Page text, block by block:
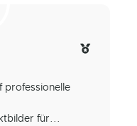
professionelle
für...